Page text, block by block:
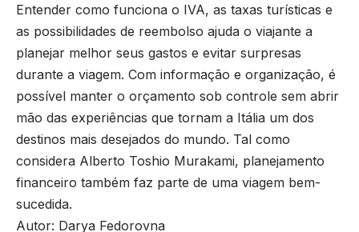
Entender como funciona o IVA, as taxas turísticas e
as possibilidades de reembolso ajuda o viajante a
planejar melhor seus gastos e evitar surpresas
durante a viagem. Com informação e organização, é
possível manter o orçamento sob controle sem abrir
mão das experiências que tornam a Itália um dos
destinos mais desejados do mundo. Tal como
considera Alberto Toshio Murakami, planejamento
financeiro também faz parte de uma viagem bem-
sucedida.
Autor: Darya Fedorovna